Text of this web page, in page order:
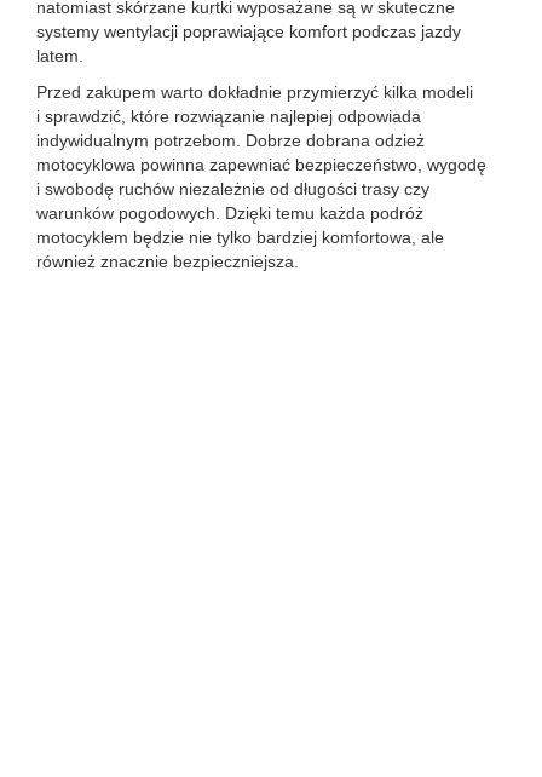
natomiast skórzane kurtki wyposażane są w skuteczne
systemy wentylacji poprawiające komfort podczas jazdy
latem.
Przed zakupem warto dokładnie przymierzyć kilka modeli
i sprawdzić, które rozwiązanie najlepiej odpowiada
indywidualnym potrzebom. Dobrze dobrana odzież
motocyklowa powinna zapewniać bezpieczeństwo, wygodę
i swobodę ruchów niezależnie od długości trasy czy
warunków pogodowych. Dzięki temu każda podróż
motocyklem będzie nie tylko bardziej komfortowa, ale
również znacznie bezpieczniejsza.